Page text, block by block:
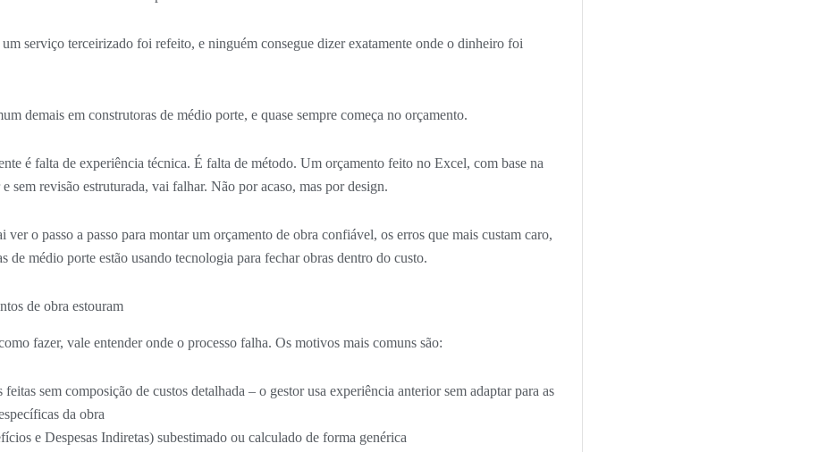
serviço terceirizado foi refeito, e ninguém consegue dizer exatamente onde o dinheiro foi
demais em construtoras de médio porte, e quase sempre começa no orçamento.
é falta de experiência técnica. É falta de método. Um orçamento feito no Excel, com base na
sem revisão estruturada, vai falhar. Não por acaso, mas por design.
ver o passo a passo para montar um orçamento de obra confiável, os erros que mais custam caro,
de médio porte estão usando tecnologia para fechar obras dentro do custo.
de obra estouram
fazer, vale entender onde o processo falha. Os motivos mais comuns são:
feitas sem composição de custos detalhada – o gestor usa experiência anterior sem adaptar para as
da obra
e Despesas Indiretas) subestimado ou calculado de forma genérica